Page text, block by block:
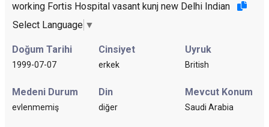
working Fortis Hospital vasant kunj new Delhi Indian
Select Language ▼
Doğum Tarihi
1999-07-07
Cinsiyet
erkek
Uyruk
British
Medeni Durum
evlenmemiş
Din
diğer
Mevcut Konum
Saudi Arabia